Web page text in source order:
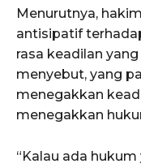
Situs
Menurutnya,
antisipatif
rasa keadilan
menyebut, yang
menegakkan
menegakkan
“Kalau ada